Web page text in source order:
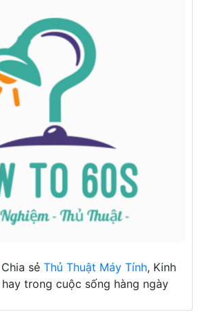
Chia sẻ Thủ Thuật Máy Tính, Kinh
trong cuộc sống hàng ngày